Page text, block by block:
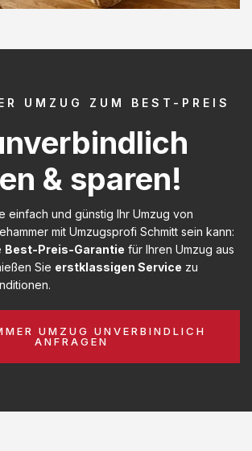
UMZUG ZUM BEST-PREIS
& sparen!
einfach und günstig Ihr Umzug von
mit Umzugsprofi Schmitt sein kann:
Best-Preis-Garantie für Ihren Umzug aus
Sie erstklassigen Service zu
UMZUG UNVERBINDLICH
ANFRAGEN